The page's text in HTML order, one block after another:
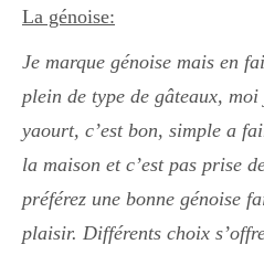
La génoise:
Je marque génoise mais en
plein de type de gâteaux,
yaourt, c’est bon, simple a
la maison et c’est pas prise
préférez une bonne génoise
plaisir. Différents choix